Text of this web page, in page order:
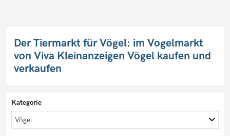
Der Tiermarkt für Vögel: im Vogelmarkt
von Viva Kleinanzeigen Vögel kaufen und
verkaufen
Kategorie
Vögel